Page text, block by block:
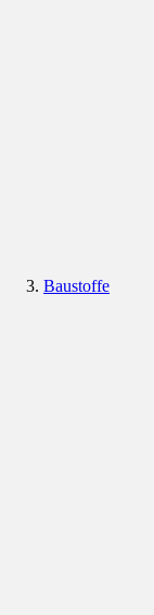
Baustoffe